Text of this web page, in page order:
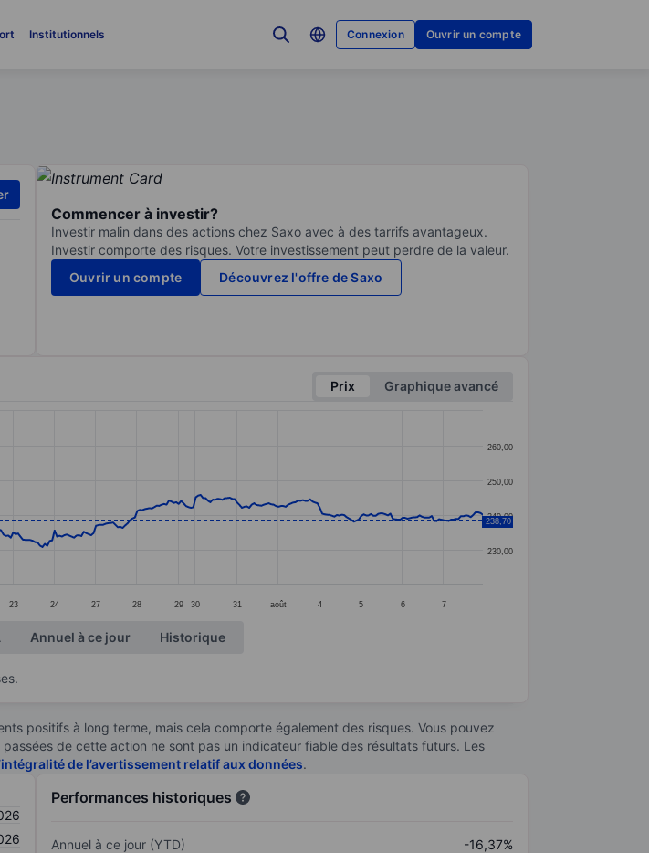
Institutionnels Connexion Ouvrir un compte
Commencer à investir?
Investir malin dans des actions chez Saxo avec à des tarrifs avantageux.
Investir comporte des risques. Votre investissement peut perdre de la valeur.
Ouvrir un compte
Découvrez l'offre de Saxo
Prix
Graphique avancé
to 268.2.
23 24 27 28 29 30 31 août 4 5 6 7
230,00
240,00
250,00
260,00
238,70
Annuel à ce jour Historique
positifs à long terme, mais cela comporte également des risques. Vous pouvez
de cette action ne sont pas un indicateur fiable des résultats futurs. Les
de l’avertissement relatif aux données.
Performances historiques
Annuel à ce jour (YTD)
-16,37%